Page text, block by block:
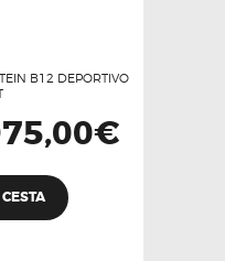
B12 DEPORTIVO
€El
precio